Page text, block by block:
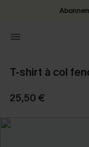
T-shirt à col
25,50 €